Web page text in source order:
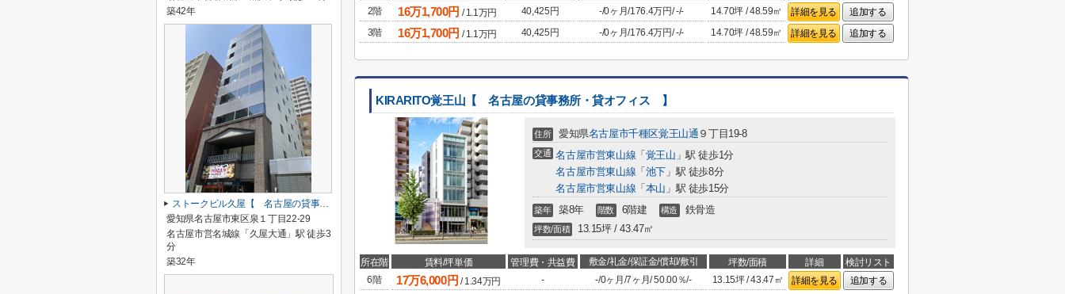
2階
16万1,700円 /1.1万円 40,425円 -/0ヶ月/176.4万円/-/- 14.70坪 / 48.59㎡ 詳細を見る
追加する
3階
16万1,700円 /1.1万円 40,425円 -/0ヶ月/176.4万円/-/- 14.70坪 / 48.59㎡ 詳細を見る 追加する
KIRARITO覚王山【 名古屋の貸事務所・貸オフィス 】
住所 愛知県名古屋市千種区覚王山通 ９丁目19-8
交通 名古屋市営東山線 「 覚王山 」駅 徒歩1分
名古屋市営東山線 「 池下 」駅 徒歩8分
名古屋市営東山線 「 本山 」駅 徒歩15分
築年 築8年 階数 6階建 構造 鉄骨造
坪数/面積 13.15坪 / 43.47㎡
所在階 賃料/坪単価 管理費・共益費 敷金/礼金/保証金/償却/敷引 坪数/面積 詳細
検討リスト
6階
17万6,000円 /1.34万円 - -/0ヶ月 /7ヶ月/50.00％/- 13.15坪 / 43.47㎡ 詳細を見る 追加する
築42年
ストークビル久屋【 名古屋の貸事務所・貸オフィス 】
愛知県名古屋市東区泉１丁目22-29
名古屋市営名城線「久屋大通」駅 徒歩3
分
築32年